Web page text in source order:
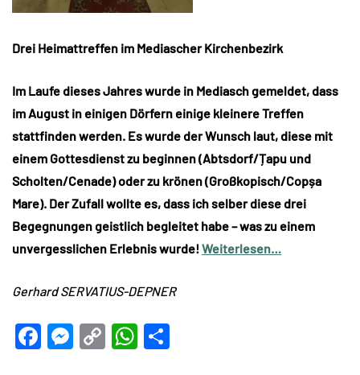
Drei Heimattreffen im Mediascher Kirchenbezirk
Im Laufe dieses Jahres wurde in Mediasch gemeldet, dass
im August in einigen Dörfern einige kleinere Treffen
stattfinden werden. Es wurde der Wunsch laut, diese mit
einem Gottesdienst zu beginnen (Abtsdorf/Țapu und
Scholten/Cenade) oder zu krönen (Großkopisch/Copșa
Mare). Der Zufall wollte es, dass ich selber diese drei
Begegnungen geistlich begleitet habe – was zu einem
unvergesslichen Erlebnis wurde!Weiterlesen…
Gerhard SERVATIUS-DEPNER
Facebook
Messenger
CopyWhatsApp